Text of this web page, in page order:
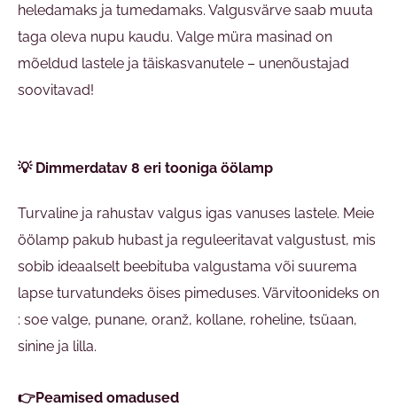
heledamaks ja tumedamaks. Valgusvärve saab muuta
taga oleva nupu kaudu. Valge müra masinad on
mõeldud lastele ja täiskasvanutele – unenõustajad
soovitavad!
💡 Dimmerdatav 8 eri tooniga öölamp
Turvaline ja rahustav valgus igas vanuses lastele. Meie
öölamp pakub hubast ja reguleeritavat valgustust, mis
sobib ideaalselt beebituba valgustama või suurema
lapse turvatundeks öises pimeduses. Värvitoonideks on
: soe valge, punane, oranž, kollane, roheline, tsüaan,
sinine ja lilla.
👉Peamised omadused